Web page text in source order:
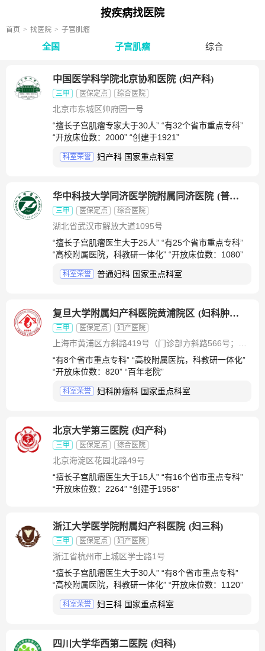
按疾病找医院
首页 找医院 子宫肌瘤
全国 子宫肌瘤 综合
中国医学科学院北京协和医院 (妇产科)
三甲 医保定点 综合医院
北京市东城区帅府园一号
“擅长子宫肌瘤专家大于30人” “有32个省市重点专科”
“开放床位数：2000” “创建于1921”
科室荣誉 妇产科 国家重点科室
华中科技大学同济医学院附属同济医院 (普通妇科
三甲 医保定点 综合医院
湖北省武汉市解放大道1095号
“擅长子宫肌瘤医生大于25人” “有25个省市重点专科”
“高校附属医院，科教研一体化” “开放床位数：1080”
科室荣誉 普通妇科 国家重点科室
复旦大学附属妇产科医院黄浦院区 (妇科肿瘤科
三甲 医保定点 妇产医院
“有8个省市重点专科” “高校附属医院，科教研一体化”
“开放床位数：820” “百年老院”
科室荣誉 妇科肿瘤科 国家重点科室
北京大学第三医院 (妇产科)
三甲 医保定点 综合医院
北京海淀区花园北路49号
“擅长子宫肌瘤医生大于15人” “有16个省市重点专科”
“开放床位数：2264” “创建于1958”
浙江大学医学院附属妇产科医院 (妇三科)
三甲 医保定点 妇产医院
浙江省杭州市上城区学士路1号
“擅长子宫肌瘤医生大于30人” “有8个省市重点专科”
“高校附属医院，科教研一体化” “开放床位数：1120”
科室荣誉 妇三科 国家重点科室
四川大学华西第二医院 (妇科)